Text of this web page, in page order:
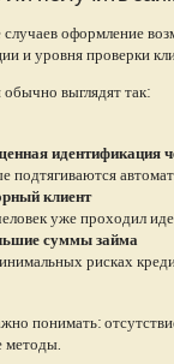
случаев оформление
и уровня проверки
выглядят так:
идентификация
подтягиваются
клиент
уже проходил
суммы займа
рисках
понимать:
методы.